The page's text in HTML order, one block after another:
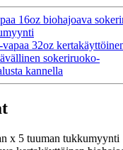
16oz biohajoava
32oz
sokeriruoko-
kannella